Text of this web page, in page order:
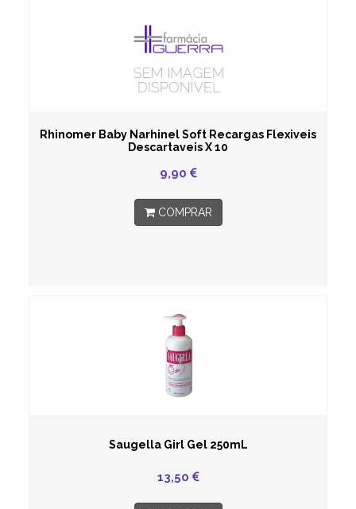
Rhinomer Baby Narhinel Soft Recargas Flexiveis
Descartaveis X 10
9,90
COMPRAR
Saugella Girl Gel 250mL
13,50